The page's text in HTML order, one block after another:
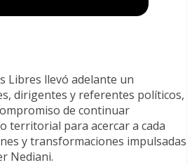
Libres llevó adelante un
dirigentes y referentes políticos,
de continuar
territorial para acercar a cada
y transformaciones impulsadas
Nediani.